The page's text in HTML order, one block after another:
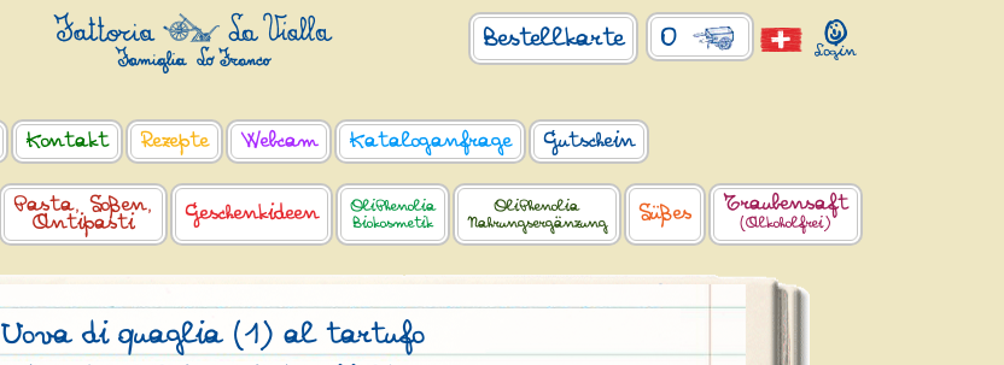
0
Bestellkarte
Kontakt Rezepte Webcam Kataloganfrage Gutschein
Pasta, Soßen,
Antipasti
Geschenkideen
OliPhenolia
Biokosmetik
OliPhenolia
Nahrungsergänzung
Süßes Traubensaft
(Alkoholfrei)
Uova di quaglia (1) al tartufo